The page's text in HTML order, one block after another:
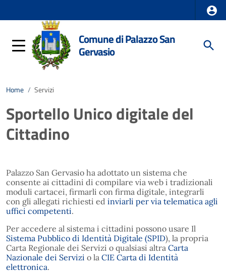
Comune di Palazzo San
Gervasio
Home / Servizi
Sportello Unico digitale del
Cittadino
Palazzo San Gervasio ha adottato un sistema che
consente ai cittadini di compilare via web i tradizionali
moduli cartacei, firmarli con firma digitale, integrarli
con gli allegati richiesti ed inviarli per via telematica agli
uffici competenti.
Per accedere al sistema i cittadini possono usare Il
Sistema Pubblico di Identità Digitale (SPID), la propria
Carta Regionale dei Servizi o qualsiasi altra Carta
Nazionale dei Servizi o la CIE Carta di Identità
elettronica.